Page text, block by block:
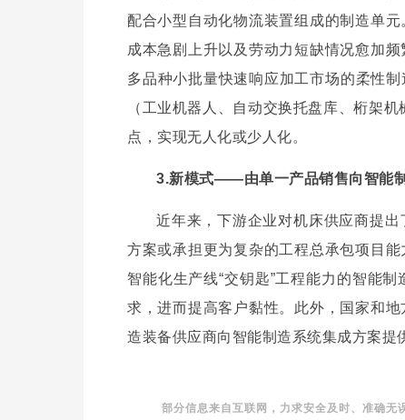
配合小型自动化物流装置组成的制造单
成本急剧上升以及劳动力短缺情况愈加
多品种小批量快速响应加工市场的柔性
（工业机器人、自动交换托盘库、桁架
点，实现无人化或少人化。
3.新模式——由单一产品销售向智能
近年来，下游企业对机床供应商提
方案或承担更为复杂的工程总承包项目
智能化生产线“交钥匙”工程能力的智能
求，进而提高客户黏性。此外，国家和
造装备供应商向智能制造系统集成方案提
部分信息来自互联网，力求安全及时、准确无